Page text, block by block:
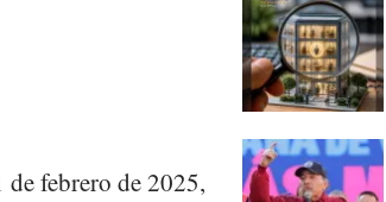
de febrero de 2025,